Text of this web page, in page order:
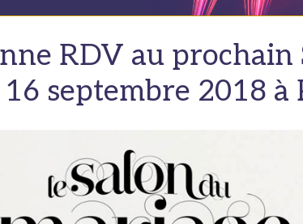
RDV au prochain
septembre 2018 à